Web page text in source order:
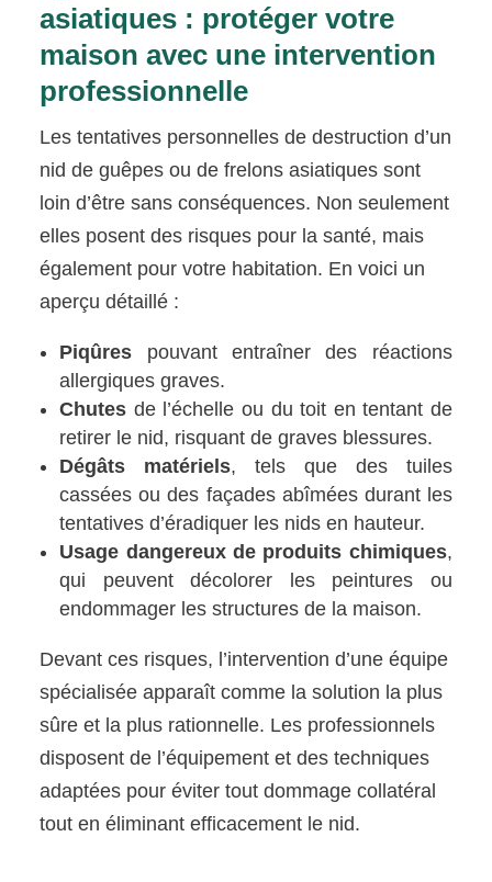
asiatiques : protéger votre
maison avec une intervention
professionnelle
Les tentatives personnelles de destruction d’un
nid de guêpes ou de frelons asiatiques sont
loin d’être sans conséquences. Non seulement
elles posent des risques pour la santé, mais
également pour votre habitation. En voici un
aperçu détaillé :
Piqûres pouvant entraîner des réactions
allergiques graves.
Chutes de l’échelle ou du toit en tentant de
retirer le nid, risquant de graves blessures.
Dégâts matériels, tels que des tuiles
cassées ou des façades abîmées durant les
tentatives d’éradiquer les nids en hauteur.
Usage dangereux de produits chimiques,
qui peuvent décolorer les peintures ou
endommager les structures de la maison.
Devant ces risques, l’intervention d’une équipe
spécialisée apparaît comme la solution la plus
sûre et la plus rationnelle. Les professionnels
disposent de l’équipement et des techniques
adaptées pour éviter tout dommage collatéral
tout en éliminant efficacement le nid.